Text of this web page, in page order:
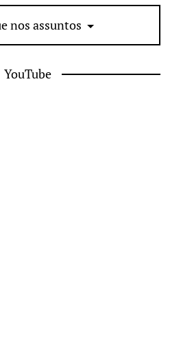
nos assuntos
YouTube